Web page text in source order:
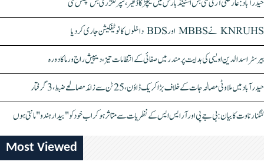
حیدرآباد: عارضی آر ٹی سی بس اسٹینڈ بارش میں کیچڑ کا ڈھیر، سپر لگژری بس پھنس گئی
KNRUHS نے MBBS اور BDS داخلوں کا نوٹیفکیشن جاری کر دیا
بیرسٹر اسدالدین اویسی کی ہدایت پر مندر میں صفائی کے انتظامات تیز، دیپیش راج ورما کا دورہ
حیدرآباد میں ملاوٹی مصالحہ جات کے خلاف بڑا کریک ڈاؤن، 25 ٹن سے زائد مصالحے ضبط، 3 گرفتار
کنگنا رناوت کا بیان: بی جے پی اور آر ایس ایس کے نظریات سے متاثر ہو کر اب خود کو "بیدار ہندو" مانتی ہوں
Most Viewed